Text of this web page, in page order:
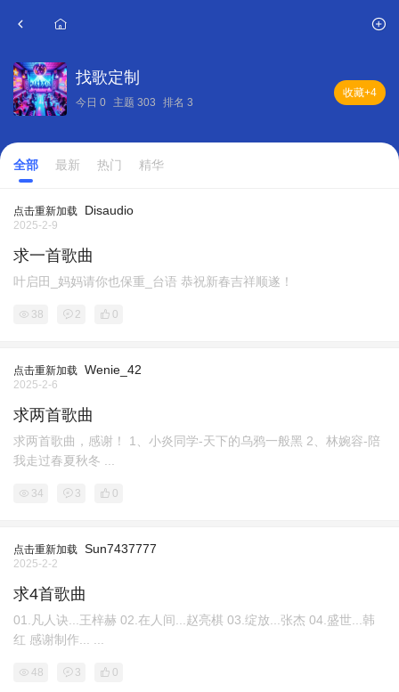
收藏+4
找歌定制
今日 0 主题 303 排名 3
全部 最新 热门 精华
点击重新加载 Disaudio
2025-2-9
求一首歌曲
叶启田_妈妈请你也保重_台语 恭祝新春吉祥顺遂！
38 2 0
点击重新加载 Wenie_42
2025-2-6
求两首歌曲
求两首歌曲，感谢！ 1、小炎同学-天下的乌鸦一般黑 2、林婉容-陪
我走过春夏秋冬 ...
34 3 0
点击重新加载 Sun7437777
2025-2-2
求4首歌曲
01.凡人诀...王梓赫 02.在人间...赵亮棋 03.绽放...张杰 04.盛世...韩
红 感谢制作... ...
48 3 0